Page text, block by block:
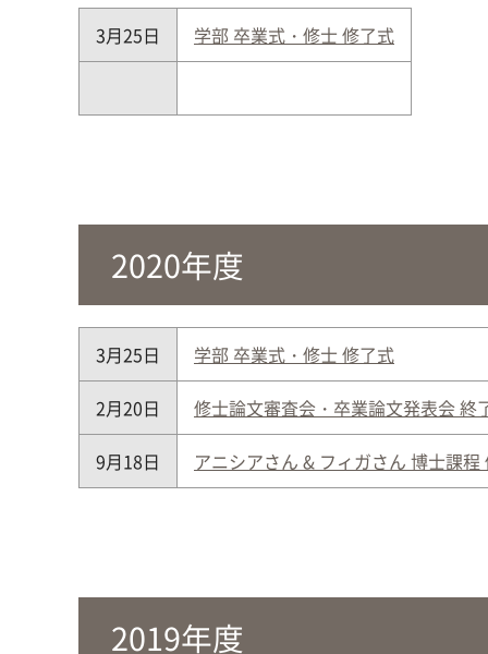
3月25日 学部 卒業式・修士 修了式
2020年度
3月25日 学部 卒業式・修士 修了式
2月20日 修士論文審査会・卒業論文発表会 終
9月18日 アニシアさん & フィガさん 博士課程
2019年度